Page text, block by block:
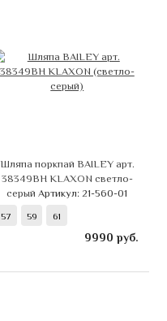
Шляпа поркпай BAILEY арт.
38349BH KLAXON светло-
серыйАртикул: 21-560-01
57 59 61
9990 руб.